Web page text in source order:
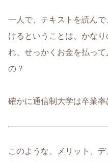
一人で、テキストを読ん
けるということは、かな
れ、せっかくお金を払っ
の？
確かに通信制大学は卒業率
このような、メリット、